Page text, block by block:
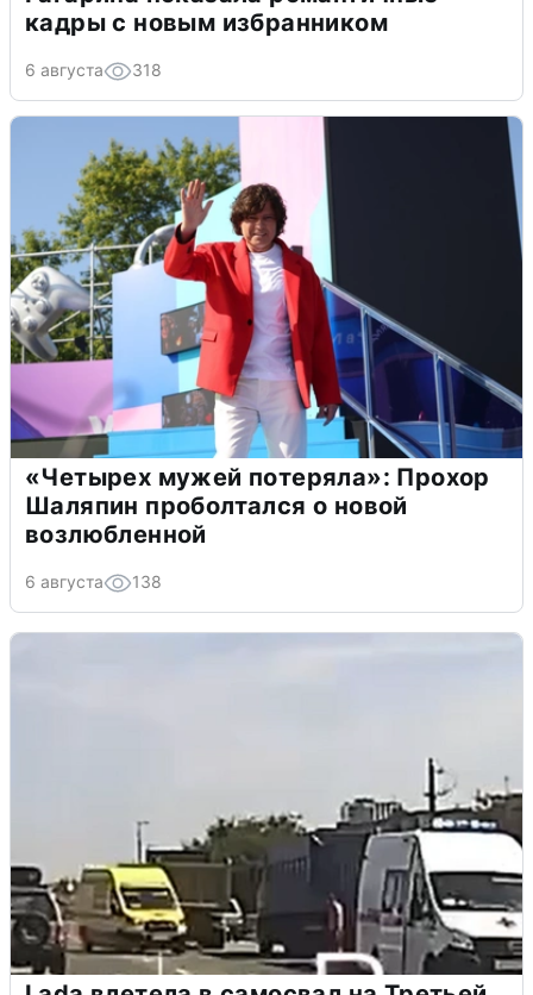
кадры с новым избранником
6 августа 318
«Четырех мужей потеряла»: Прохор
Шаляпин проболтался о новой
возлюбленной
6 августа 138